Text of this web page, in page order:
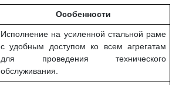
Особенности
Исполнение на усиленной стальной раме
с удобным доступом ко всем агрегатам
для проведения технического
обслуживания.